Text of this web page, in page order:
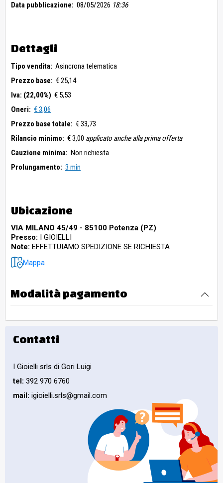
Data pubblicazione: 08/05/2026 18:36
Dettagli
Tipo vendita: Asincrona telematica
Prezzo base: € 25,14
Iva: (22,00%) € 5,53
Oneri: € 3,06
Prezzo base totale: € 33,73
Rilancio minimo: € 3,00 applicato anche alla prima offerta
Cauzione minima: Non richiesta
Prolungamento: 3 min
Ubicazione
VIA MILANO 45/49 - 85100 Potenza (PZ)
Presso: I GIOIELLI
Note: EFFETTUIAMO SPEDIZIONE SE RICHIESTA
Mappa
Modalità pagamento
Contatti
I Gioielli srls di Gori Luigi
tel: 392 970 6760
mail: igioielli.srls@gmail.com